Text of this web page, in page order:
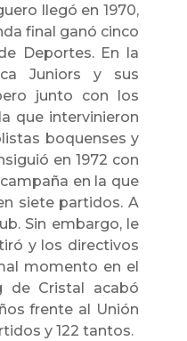
llegó en 1970,
final ganó cinco
Deportes. En la
Juniors y sus
junto con los
que intervinieron
boquenses y
en 1972 con
en la que
siete partidos. A
Sin embargo, le
y los directivos
momento en el
de Cristal acabó
frente al Unión
y 122 tantos.